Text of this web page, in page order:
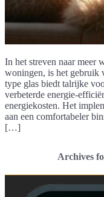
In het streven naar meer
woningen, is het gebruik
type glas biedt talrijke
verbeterde energie-
energiekosten. Het
aan een comfortabeler
[…]
Archives